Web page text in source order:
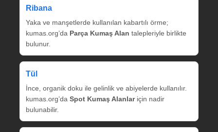
Ribana
Yaka ve manşetlerde kullanılan kabartılı örme;
kumas.org’da Parça Kumaş Alan talepleriyle birlikte
bulunur.
Tül
İnce, organik doku ile gelinlik ve abiyelerde kullanılır.
kumas.org’da Spot Kumaş Alanlariçin nadir
bulunabilir.